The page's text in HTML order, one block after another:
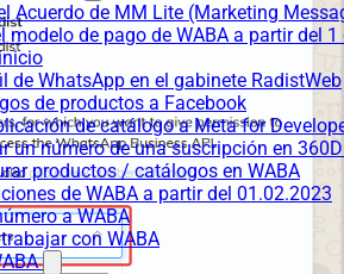
Acuerdo de MM Lite (Marketing
modelo de pago de WABA a partir del
de WhatsApp en el gabinete RadistWeb
de productos a Facebook
de catálogo a Meta for
un número de una suscripción en
productos / catálogos en WABA
de WABA a partir del 01.02.2023
a WABA
con WABA